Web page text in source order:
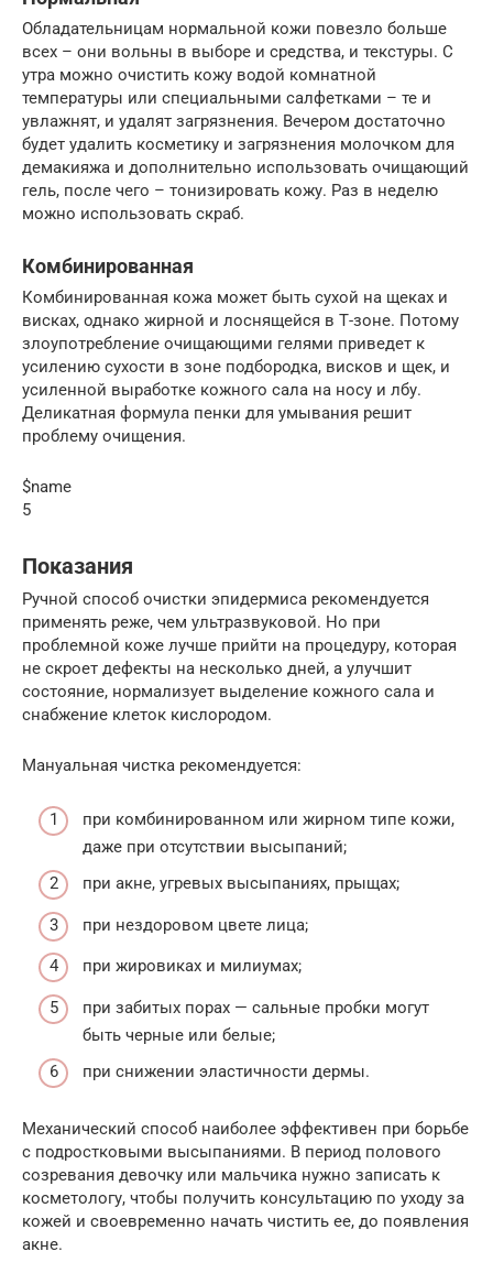
Обладательницам нормальной кожи повезло больше
всех – они вольны в выборе и средства, и текстуры. С
утра можно очистить кожу водой комнатной
температуры или специальными салфетками – те и
увлажнят, и удалят загрязнения. Вечером достаточно
будет удалить косметику и загрязнения молочком для
демакияжа и дополнительно использовать очищающий
гель, после чего – тонизировать кожу. Раз в неделю
можно использовать скраб.
Комбинированная
Комбинированная кожа может быть сухой на щеках и
висках, однако жирной и лоснящейся в Т-зоне. Потому
злоупотребление очищающими гелями приведет к
усилению сухости в зоне подбородка, висков и щек, и
усиленной выработке кожного сала на носу и лбу.
Деликатная формула пенки для умывания решит
проблему очищения.
$name
5
Показания
Ручной способ очистки эпидермиса рекомендуется
применять реже, чем ультразвуковой. Но при
проблемной коже лучше прийти на процедуру, которая
не скроет дефекты на несколько дней, а улучшит
состояние, нормализует выделение кожного сала и
снабжение клеток кислородом.
Мануальная чистка рекомендуется:
при комбинированном или жирном типе кожи,
даже при отсутствии высыпаний;
при акне, угревых высыпаниях, прыщах;
при нездоровом цвете лица;
при жировиках и милиумах;
при забитых порах — сальные пробки могут
быть черные или белые;
при снижении эластичности дермы.
Механический способ наиболее эффективен при борьбе
с подростковыми высыпаниями. В период полового
созревания девочку или мальчика нужно записать к
косметологу, чтобы получить консультацию по уходу за
кожей и своевременно начать чистить ее, до появления
акне.